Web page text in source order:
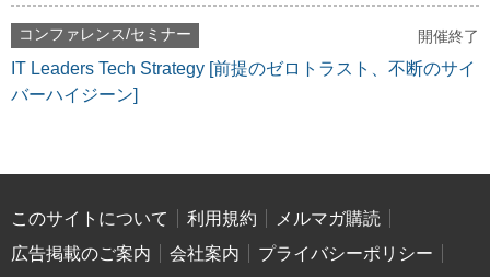
コンファレンス/セミナー 開催終了
IT Leaders Tech Strategy [前提のゼロトラスト、不断のサイ
バーハイジーン]
このサイトについて 利用規約
メルマガ購読
広告掲載のご案内
会社案内
プライバシーポリシー